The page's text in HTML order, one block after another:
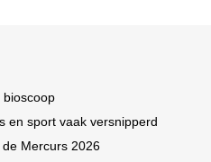
en sport vaak versnipperd
Mercurs 2026